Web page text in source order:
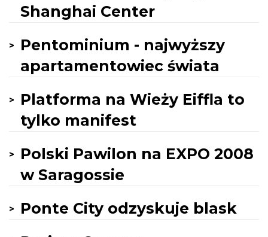
Shanghai Center
Pentominium - najwyższy
apartamentowiec świata
Platforma na Wieży Eiffla to
tylko manifest
Polski Pawilon na EXPO 2008
w Saragossie
Ponte City odzyskuje blask